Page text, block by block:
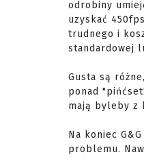
odrobiny
uzyskać
trudnego i
standardowej
Gusta są
ponad
mają byleby z
Na koniec
problemu.